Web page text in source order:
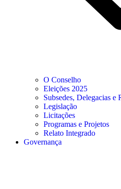
O Conselho
Eleições 2025
Subsedes, Delegacias e
Legislação
Licitações
Programas e Projetos
Relato Integrado
Governança